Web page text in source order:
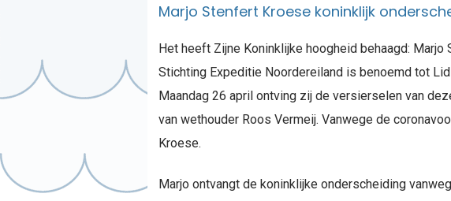
Marjo Stenfert Kroese koninklijk
Het heeft Zijne Koninklijke hoogheid behaagd:
Stichting Expeditie Noordereiland is benoemd tot Lid
Maandag 26 april ontving zij de versierselen van
van wethouder Roos Vermeij. Vanwege de
Kroese.
Marjo ontvangt de koninklijke onderscheiding